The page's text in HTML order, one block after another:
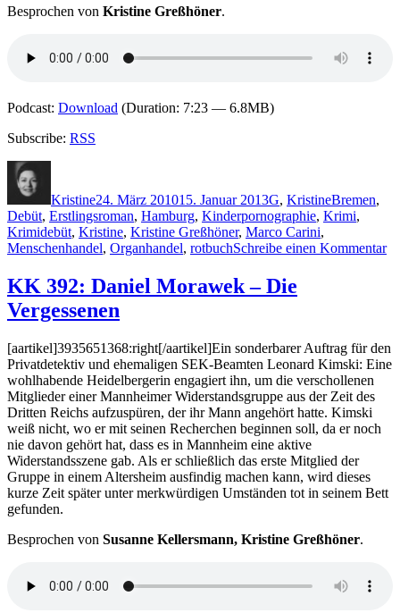
Besprochen von Kristine Greßhöner.
Podcast: Download (Duration: 7:23 — 6.8MB)
Subscribe: RSS
Kristine24. März 201015. Januar 2013G, KristineBremen,
Debüt, Erstlingsroman, Hamburg, Kinderpornographie, Krimi,
Krimidebüt, Kristine, Kristine Greßhöner, Marco Carini,
Menschenhandel, Organhandel, rotbuchSchreibe einen Kommentarzu
KK 392: Daniel Morawek – Die
Vergessenen
[aartikel]3935651368:right[/aartikel]Ein sonderbarer Auftrag für den
Privatdetektiv und ehemaligen SEK-Beamten Leonard Kimski: Eine
wohlhabende Heidelbergerin engagiert ihn, um die verschollenen
Mitglieder einer Mannheimer Widerstandsgruppe aus der Zeit des
Dritten Reichs aufzuspüren, der ihr Mann angehört hatte. Kimski
weiß nicht, wo er mit seinen Recherchen beginnen soll, da er noch
nie davon gehört hat, dass es in Mannheim eine aktive
Widerstandsszene gab. Als er schließlich das erste Mitglied der
Gruppe in einem Altersheim ausfindig machen kann, wird dieses
kurze Zeit später unter merkwürdigen Umständen tot in seinem Bett
gefunden.
Besprochen von Susanne Kellersmann, Kristine Greßhöner.